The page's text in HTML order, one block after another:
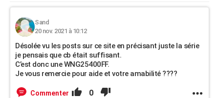
Sand
20 nov. 2021 à 10:12
Désolée vu les posts sur ce site en précisant juste la série
je pensais que cb était suffisant.
C’est donc une WNG25400FF.
Je vous remercie pour aide et votre amabilité ????
Commenter 0